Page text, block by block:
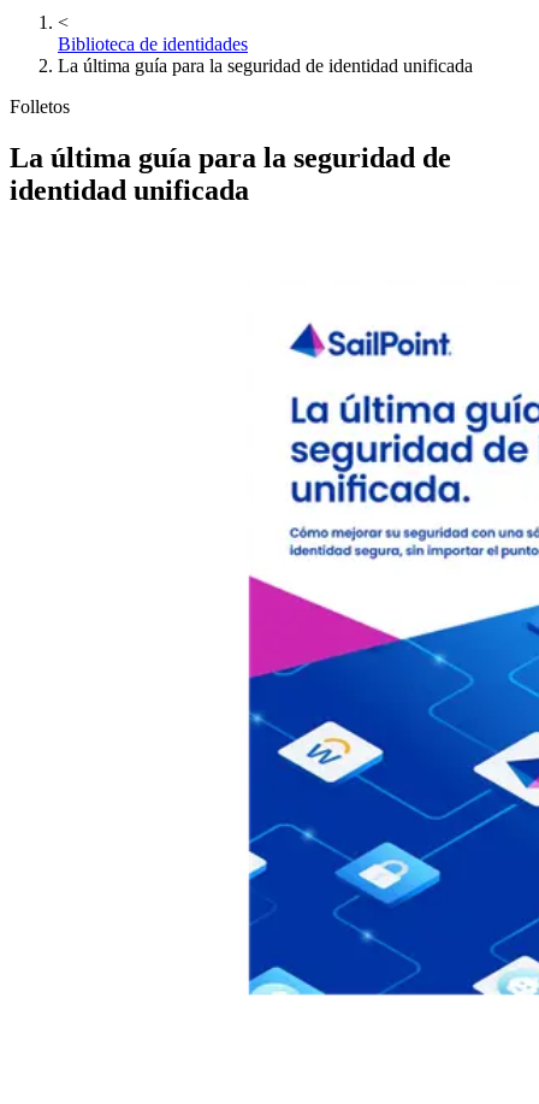
<
Biblioteca de identidades
La última guía para la seguridad de identidad unificada
Folletos
La última guía para la seguridad de
identidad unificada